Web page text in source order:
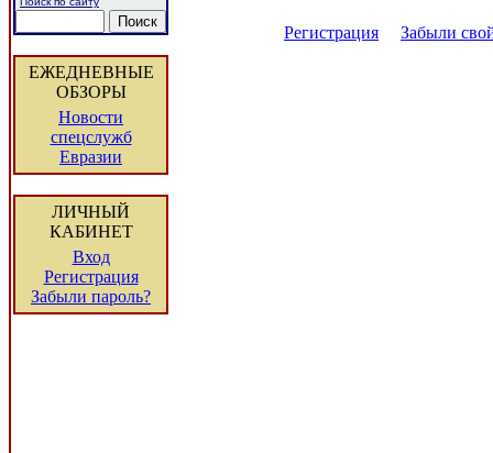
ЕЖЕДНЕВНЫЕ
ОБЗОРЫ
Новости
спецслужб
Евразии
ЛИЧНЫЙ
КАБИНЕТ
Вход
Регистрация
Забыли пароль?
Регистрация Забыли